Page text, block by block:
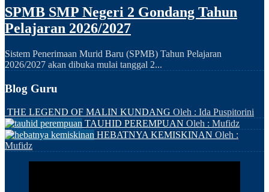
SPMB SMP Negeri 2 Gondang Tahun
Pelajaran 2026/2027
Sistem Penerimaan Murid Baru (SPMB) Tahun Pelajaran
2026/2027 akan dibuka mulai tanggal 2...
Blog Guru
THE LEGEND OF MALIN KUNDANG Oleh : Ida Puspitorini
TAUHID PEREMPUAN Oleh : Mufidz
HEBATNYA KEMISKINAN Oleh :
Mufidz